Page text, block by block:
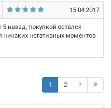
15.04.2017
назад, покупкой остался
никаких негативных моментов
1 2